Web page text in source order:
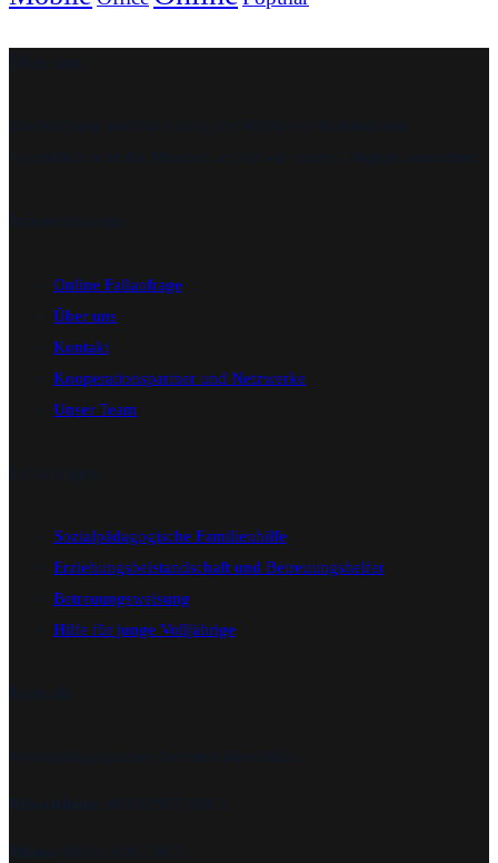
Online Fallanfrage
Über uns
Kontakt
Kooperationspartner und Netzwerke
Unser Team
Sozialpädagogische Familienhilfe
Erziehungsbeistandschaft und Betreuungshelfer
Betreuungsweisung
Hilfe für junge Volljährige
Sozialpädagogisches Zentrum RheinMain.
Rüsselsheim: 06142 953 908 2
Mainz : 06131 636 730 2